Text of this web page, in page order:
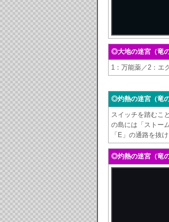
◎大地の迷宮（竜
1：万能薬／2：エ
◎灼熱の迷宮（竜
スイッチを踏むこ
の島には「ストー
「E」の通路を抜
◎灼熱の迷宮（竜